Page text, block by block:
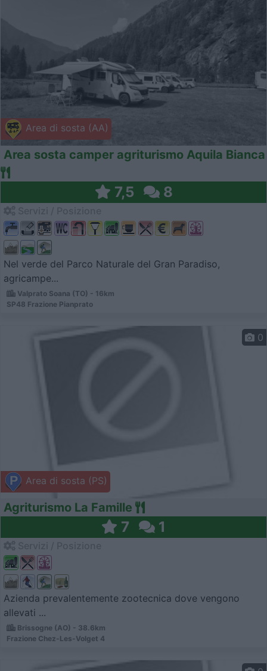
Area di sosta (AA)
Area sosta camper agriturismo Aquila Bianca
7,5 8
Nel verde del Parco Naturale del Gran Paradiso,
agricampe...
Valprato Soana (TO) - 16km
SP48 Frazione Pianprato
Area di sosta (PS)
0
Agriturismo La Famille
7 1
Azienda prevalentemente zootecnica dove vengono
allevati ...
Brissogne (AO) - 38.6km
Frazione Chez-Les-Volget 4